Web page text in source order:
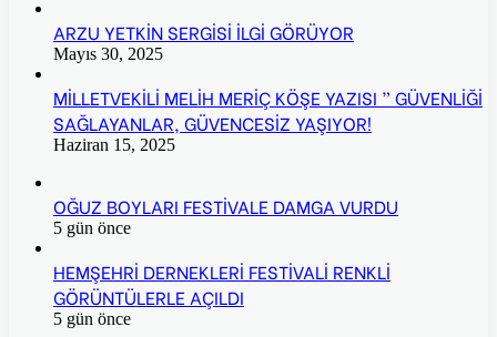
ARZU YETKİN SERGİSİ İLGİ GÖRÜYOR
Mayıs 30, 2025
MİLLETVEKİLİ MELİH MERİÇ KÖŞE YAZISI ” GÜVENLİĞİ
SAĞLAYANLAR, GÜVENCESİZ YAŞIYOR!
Haziran 15, 2025
OĞUZ BOYLARI FESTİVALE DAMGA VURDU
5 gün önce
HEMŞEHRİ DERNEKLERİ FESTİVALİ RENKLİ
GÖRÜNTÜLERLE AÇILDI
5 gün önce